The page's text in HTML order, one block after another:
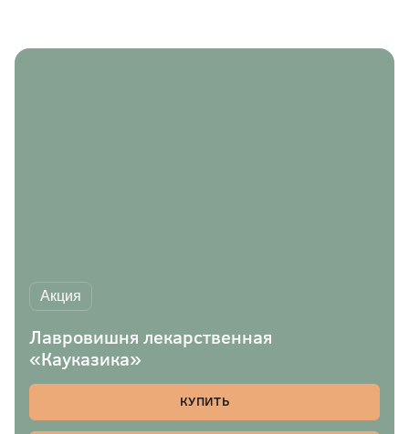
Акция
Лавровишня лекарственная
«Кауказика»
КУПИТЬ